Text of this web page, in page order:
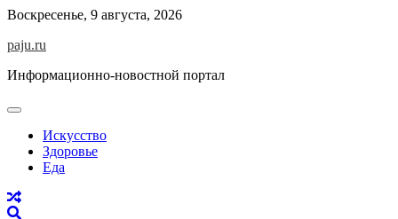
Skip
content
Воскресенье, 9 августа, 2026
paju.ru
Информационно-новостной портал
Искусство
Здоровье
Еда